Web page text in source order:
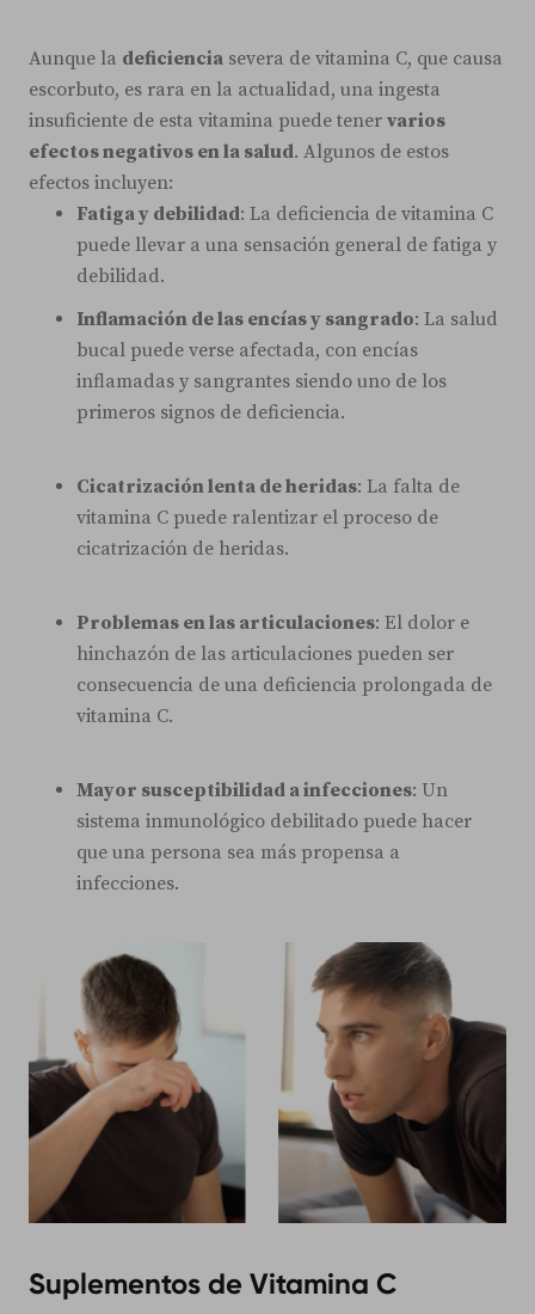
Aunque la deficiencia severa de vitamina C, que causa
escorbuto, es rara en la actualidad, una ingesta
insuficiente de esta vitamina puede tener varios
efectos negativos en la salud. Algunos de estos
efectos incluyen:
Fatiga y debilidad: La deficiencia de vitamina C
puede llevar a una sensación general de fatiga y
debilidad.
Inflamación de las encías y sangrado: La salud
bucal puede verse afectada, con encías
inflamadas y sangrantes siendo uno de los
primeros signos de deficiencia.
Cicatrización lenta de heridas: La falta de
vitamina C puede ralentizar el proceso de
cicatrización de heridas.
Problemas en las articulaciones: El dolor e
hinchazón de las articulaciones pueden ser
consecuencia de una deficiencia prolongada de
vitamina C.
Mayor susceptibilidad a infecciones: Un
sistema inmunológico debilitado puede hacer
que una persona sea más propensa a
infecciones.
Suplementos de Vitamina C